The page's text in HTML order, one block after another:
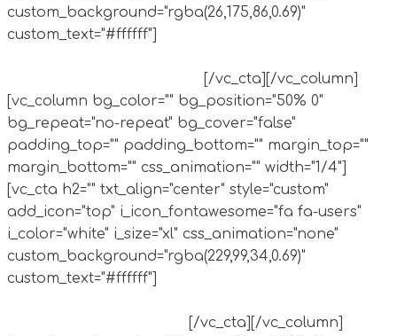
custom_background="rgba(26,175,86,0.69)"
custom_text="#ffffff"]
[/vc_cta][/vc_column]
[vc_column bg_color="" bg_position="50% 0"
bg_repeat="no-repeat" bg_cover="false"
padding_top="" padding_bottom="" margin_top=""
margin_bottom="" css_animation="" width="1/4"]
[vc_cta h2="" txt_align="center" style="custom"
add_icon="top" i_icon_fontawesome="fa fa-users"
i_color="white" i_size="xl" css_animation="none"
custom_background="rgba(229,99,34,0.69)"
custom_text="#ffffff"]
[/vc_cta][/vc_column]